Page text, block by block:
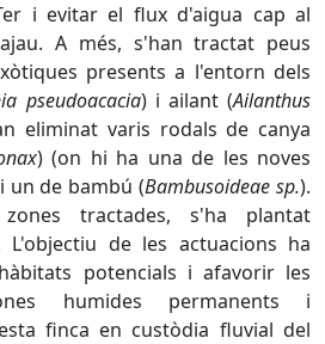
i evitar el flux d'aigua cap al
A més, s'han tractat peus
presents a l'entorn dels
pseudoacacia) i ailant (Ailanthus
eliminat varis rodals de canya
) (on hi ha una de les noves
un de bambú (Bambusoideae sp.).
tractades, s'ha plantat
L'objectiu de les actuacions ha
potencials i afavorir les
humides permanents i
finca en custòdia fluvial del